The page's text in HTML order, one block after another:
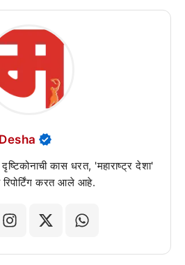
कास धरत, 'महाराष्ट्र देशा'
करत आले आहे.